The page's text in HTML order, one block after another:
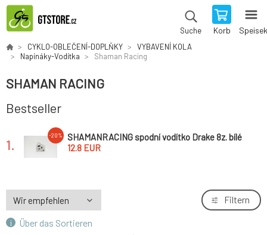
Suche Korb
CYKLO-OBLEČENÍ-DOPLŇKY
VYBAVENÍ KOLA
Napínáky-Vodítka
Shaman Racing
SHAMAN RACING
Bestseller
1.
-20%
SHAMANRACING spodní vodítko Drake 8z. bílé
*
12.8 EUR
Über das Sortieren
Filtern